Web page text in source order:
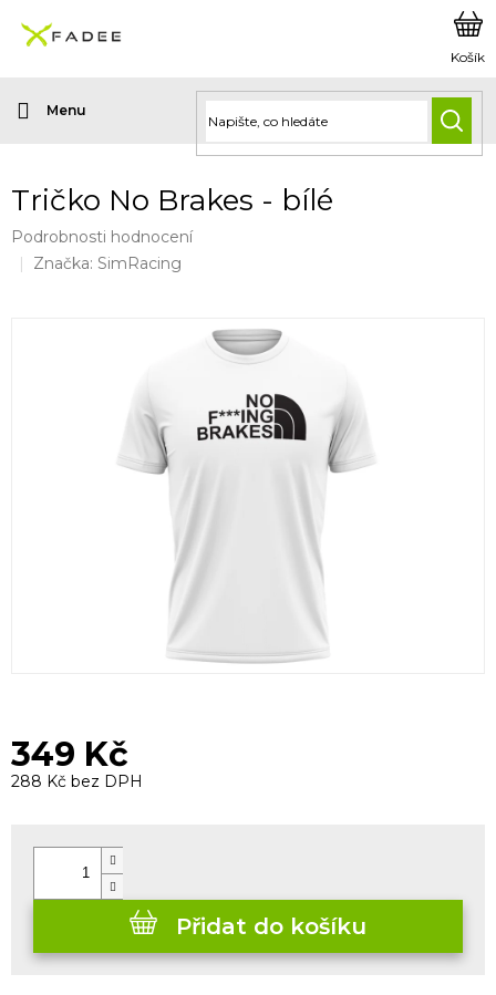
obsah
Tričko No Brakes - bílé
Průměrné
hodnocení
Podrobnosti hodnocení
Značka: SimRacing
349 Kč
288 Kč bez DPH
Přidat do košíku